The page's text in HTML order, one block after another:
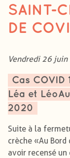
SAINT-
DE
Vendredi 26
Cas COVID
Léa et
2020
Suite à la
crèche «Au Bord
avoir recensé